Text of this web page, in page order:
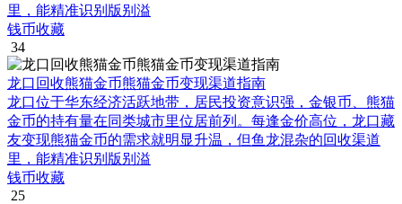
里，能精准识别版别溢
钱币收藏
34
龙口回收熊猫金币熊猫金币变现渠道指南
龙口位于华东经济活跃地带，居民投资意识强，金银币、熊猫
金币的持有量在同类城市里位居前列。每逢金价高位，龙口藏
友变现熊猫金币的需求就明显升温，但鱼龙混杂的回收渠道
里，能精准识别版别溢
钱币收藏
25